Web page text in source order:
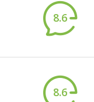
8.6
8.6